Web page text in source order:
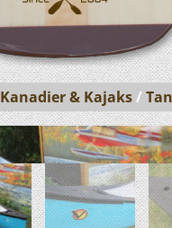
Kanadier & Kajaks/